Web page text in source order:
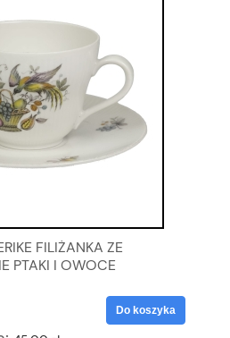
FILIŻANKA ZE
PTAKI I OWOCE
Do koszyka